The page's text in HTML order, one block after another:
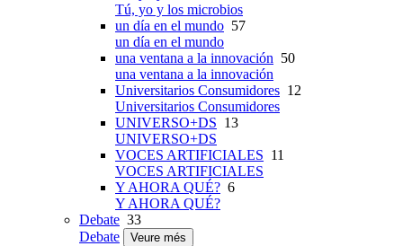
Tú, yo y los microbios
un día en el mundo 57
un día en el mundo
una ventana a la innovación 50
una ventana a la innovación
Universitarios Consumidores 12
Universitarios Consumidores
UNIVERSO+DS 13
UNIVERSO+DS
VOCES ARTIFICIALES 11
VOCES ARTIFICIALES
Y AHORA QUÉ? 6
Y AHORA QUÉ?
Debate 33
Debate
Veure més